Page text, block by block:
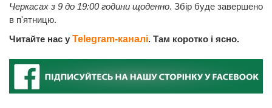
Черкасах з 9 до 19:00 години щоденно. Збір буде завершено
в п'ятницю.
Читайте нас у Telegram-каналі. Там коротко і ясно.